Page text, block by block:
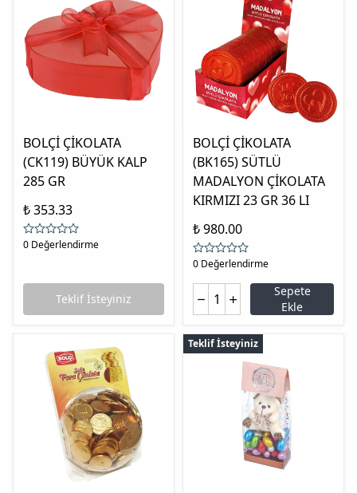
BOLÇİ ÇİKOLATA
(CK119) BÜYÜK KALP
285 GR
₺ 353.33
0 Değerlendirme
Teklif İsteyiniz
BOLÇİ ÇİKOLATA
(BK165) SÜTLÜ
MADALYON ÇİKOLATA
KIRMIZI 23 GR 36 LI
₺ 980.00
0 Değerlendirme
Sepete
Ekle
Teklif İsteyiniz